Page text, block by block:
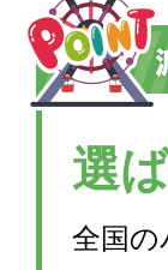
選
全国の